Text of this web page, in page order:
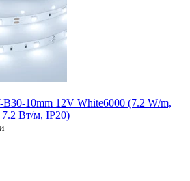
B30-10mm 12V White6000 (7.2 W/m,
Вт/м, IP20)